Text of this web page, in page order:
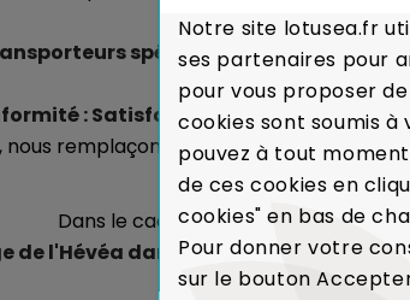
spécialisés : Voir les
: Satisfait ou Remboursé.En
remplaçons aussitôt votre meuble.
Dans le cadre de la production de
de l'Hévéa dans la réalisation de
Voir
Notre site lotusea.fr
ses partenaires pour
pour vous proposer
cookies sont soumis
pouvez à tout
de ces cookies en
cookies" en bas de
Pour donner votre
sur le bouton